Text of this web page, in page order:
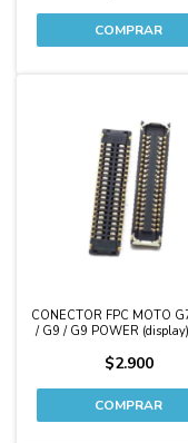
CONECTOR FPC MOTO
/ G9 / G9 POWER
$2.900